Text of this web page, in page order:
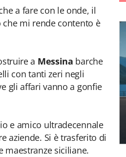
a fare con le onde, il
che mi rende contento è
a Messina barche
con tanti zeri negli
gli affari vanno a gonfie
e amico ultradecennale
aziende. Si è trasferito di
maestranze siciliane.